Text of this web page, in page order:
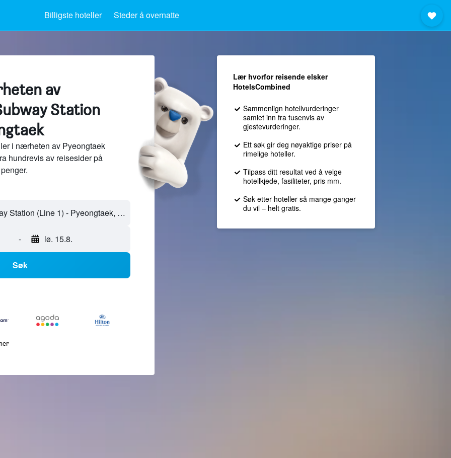
Billigste hoteller Steder å overnatte
av
Station
i nærheten av Pyeongtaek
hundrevis av reisesider på
- lø. 15.8.
Søk
Lær hvorfor reisende elsker
HotelsCombined
Sammenlign hotellvurderinger
samlet inn fra tusenvis av
gjestevurderinger.
Ett søk gir deg nøyaktige priser på
rimelige hoteller.
Tilpass ditt resultat ved å velge
hotellkjede, fasiliteter, pris mm.
Søk etter hoteller så mange ganger
du vil – helt gratis.